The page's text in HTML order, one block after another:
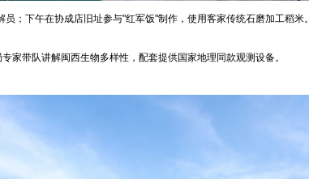
；下午在协成店旧址参与"红军饭"制作，使用客家传统石磨加工稻米。
家带队讲解闽西生物多样性，配套提供国家地理同款观测设备。